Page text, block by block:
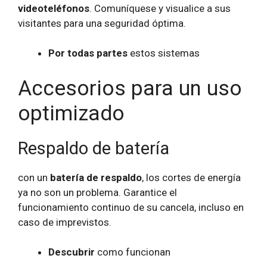
videoteléfonos. Comuníquese y visualice a sus
visitantes para una seguridad óptima.
Por todas partes estos sistemas
Accesorios para un uso
optimizado
Respaldo de batería
con un batería de respaldo, los cortes de energía
ya no son un problema. Garantice el
funcionamiento continuo de su cancela, incluso en
caso de imprevistos.
Descubrir como funcionan